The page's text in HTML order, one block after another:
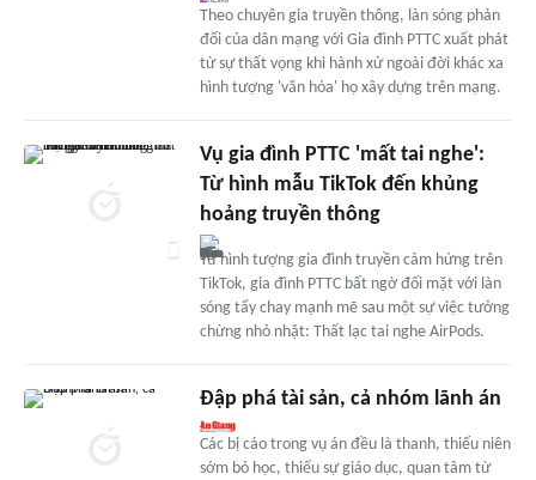
Theo chuyên gia truyền thông, làn sóng phản
đối của dân mạng với Gia đình PTTC xuất phát
từ sự thất vọng khi hành xử ngoài đời khác xa
hình tượng 'văn hóa' họ xây dựng trên mạng.
Vụ gia đình PTTC 'mất tai nghe':
Từ hình mẫu TikTok đến khủng
hoảng truyền thông
Từ hình tượng gia đình truyền cảm hứng trên
TikTok, gia đình PTTC bất ngờ đối mặt với làn
sóng tẩy chay mạnh mẽ sau một sự việc tưởng
chừng nhỏ nhặt: Thất lạc tai nghe AirPods.
Đập phá tài sản, cả nhóm lãnh án
Các bị cáo trong vụ án đều là thanh, thiếu niên
sớm bỏ học, thiếu sự giáo dục, quan tâm từ